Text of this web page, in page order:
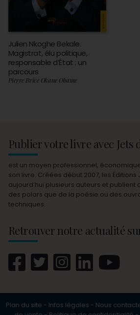
Julien Nkoghe Bekale.
Magistrat, élu politique,
responsable d’État : un
parcours
Pierre Brice Okane Obame
Publier votre livre avec Jets
est un moyen professionnel,
son livre. Créées début 2007, les Éditions
aujourd’hui plusieurs auteurs et publient
des polars que de la poésie ou des
techniques.
Retrouver notre actualité
Plan du site - Infos légales - Nous